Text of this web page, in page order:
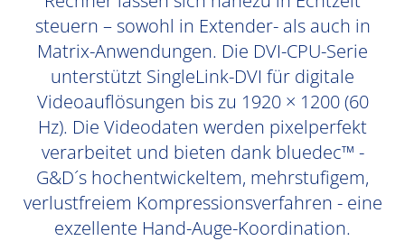
steuern – sowohl in Extender- als auch in
Matrix-Anwendungen. Die DVI-CPU-Serie
unterstützt SingleLink-DVI für digitale
Videoauflösungen bis zu 1920 × 1200 (60
Hz). Die Videodaten werden pixelperfekt
verarbeitet und bieten dank bluedec™ -
G&D´s hochentwickeltem, mehrstufigem,
verlustfreiem Kompressionsverfahren - eine
exzellente Hand-Auge-Koordination.